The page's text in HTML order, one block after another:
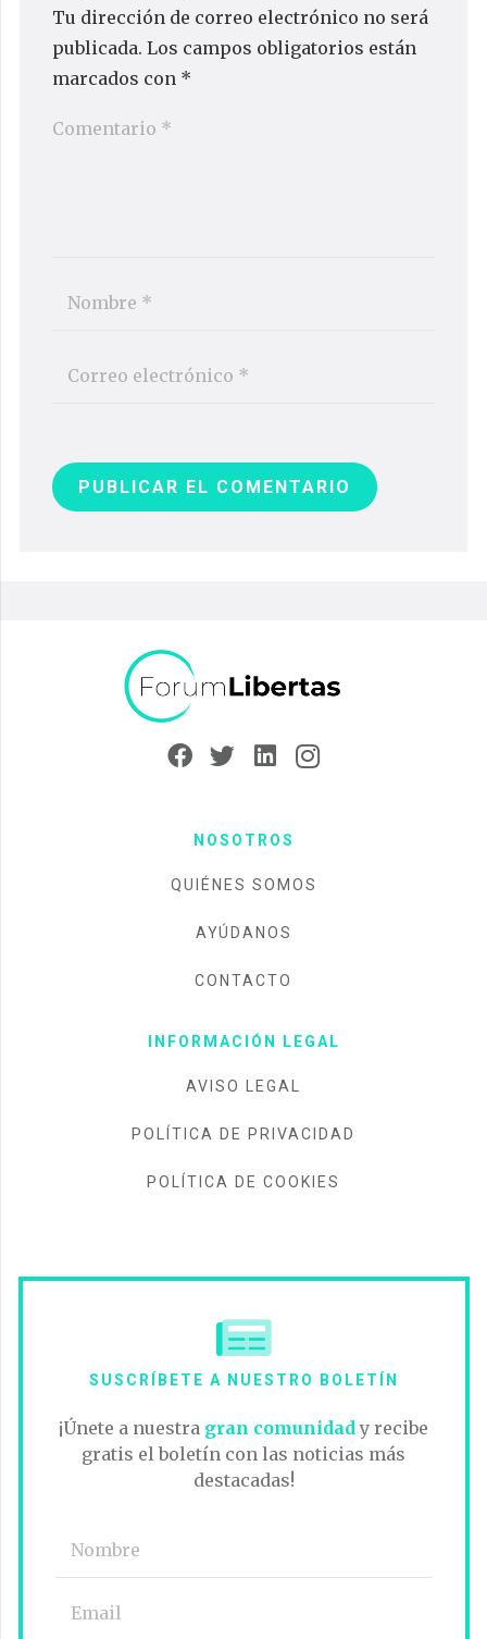
Tu dirección de correo electrónico no será
publicada. Los campos obligatorios están
marcados con *
PUBLICAR EL COMENTARIO
NOSOTROS
QUIÉNES SOMOS
AYÚDANOS
CONTACTO
INFORMACIÓN LEGAL
AVISO LEGAL
POLÍTICA DE PRIVACIDAD
POLÍTICA DE COOKIES
SUSCRÍBETE A NUESTRO BOLETÍN
¡Únete a nuestra gran comunidady recibe
gratis el boletín con las noticias más
destacadas!